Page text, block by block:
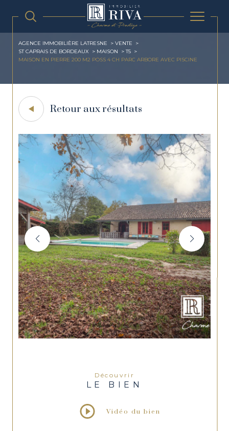
AGENCE IMMOBILIÈRE LATRESNE
VENTE
ST CAPRAIS DE BORDEAUX
MAISON
T5
MAISON EN PIERRE 200 M2 POSS 4 CH PARC ARBORE AVEC PISCINE
Retour aux résultats
Découvrir
LE BIEN
Vidéo du bien